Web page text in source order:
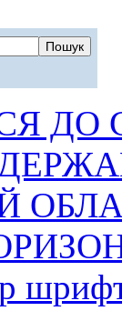
ДО